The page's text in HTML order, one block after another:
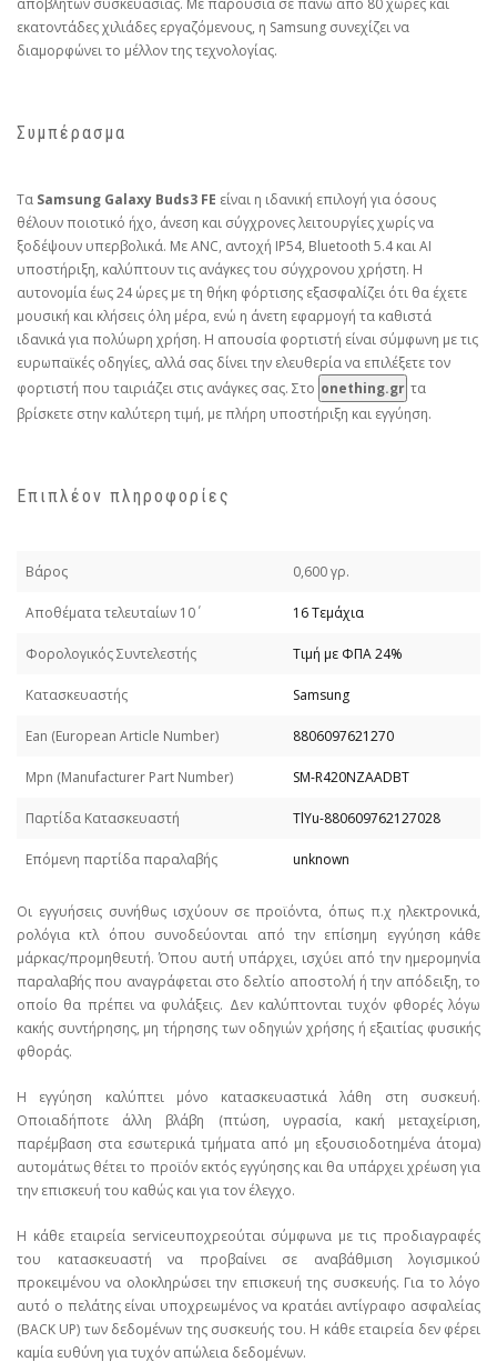
εκατοντάδες χιλιάδες εργαζόμενους, η Samsung συνεχίζει να
διαμορφώνει το μέλλον της τεχνολογίας.
Συμπέρασμα
Τα Samsung Galaxy Buds3 FE είναι η ιδανική επιλογή για όσους
θέλουν ποιοτικό ήχο, άνεση και σύγχρονες λειτουργίες χωρίς να
ξοδέψουν υπερβολικά. Με ANC, αντοχή IP54, Bluetooth 5.4 και AI
υποστήριξη, καλύπτουν τις ανάγκες του σύγχρονου χρήστη. Η
αυτονομία έως 24 ώρες με τη θήκη φόρτισης εξασφαλίζει ότι θα έχετε
μουσική και κλήσεις όλη μέρα, ενώ η άνετη εφαρμογή τα καθιστά
ιδανικά για πολύωρη χρήση. Η απουσία φορτιστή είναι σύμφωνη με τις
ευρωπαϊκές οδηγίες, αλλά σας δίνει την ελευθερία να επιλέξετε τον
φορτιστή που ταιριάζει στις ανάγκες σας. Στο onething.gr τα
βρίσκετε στην καλύτερη τιμή, με πλήρη υποστήριξη και εγγύηση.
Επιπλέον πληροφορίες
Βάρος 0,600 γρ.
Απoθέματα τελευταίων 10΄ 16 Τεμάχια
Φορολογικός Συντελεστής Τιμή με ΦΠΑ 24%
Κατασκευαστής Samsung
Εan (European Article Number) 8806097621270
Mpn (Manufacturer Part Number) SM-R420NZAADBT
Παρτίδα Κατασκευαστή TlYu-880609762127028
Επόμενη παρτίδα παραλαβής unknown
Οι εγγυήσεις συνήθως ισχύουν σε προϊόντα, όπως π.χ ηλεκτρονικά,
ρολόγια κτλ όπου συνοδεύονται από την επίσημη εγγύηση κάθε
μάρκας/προμηθευτή. Όπου αυτή υπάρχει, ισχύει από την ημερομηνία
παραλαβής που αναγράφεται στο δελτίο αποστολή ή την απόδειξη, το
οποίο θα πρέπει να φυλάξεις. Δεν καλύπτονται τυχόν φθορές λόγω
κακής συντήρησης, μη τήρησης των οδηγιών χρήσης ή εξαιτίας φυσικής
φθοράς.
Η εγγύηση καλύπτει μόνο κατασκευαστικά λάθη στη συσκευή.
Οποιαδήποτε άλλη βλάβη (πτώση, υγρασία, κακή μεταχείριση,
παρέμβαση στα εσωτερικά τμήματα από μη εξουσιοδοτημένα άτομα)
αυτομάτως θέτει το προϊόν εκτός εγγύησης και θα υπάρχει χρέωση για
την επισκευή του καθώς και για τον έλεγχο.
Η κάθε εταιρεία serviceυποχρεούται σύμφωνα με τις προδιαγραφές
του κατασκευαστή να προβαίνει σε αναβάθμιση λογισμικού
προκειμένου να ολοκληρώσει την επισκευή της συσκευής. Για το λόγο
αυτό ο πελάτης είναι υποχρεωμένος να κρατάει αντίγραφο ασφαλείας
(BACK UP) των δεδομένων της συσκευής του. Η κάθε εταιρεία δεν φέρει
καμία ευθύνη για τυχόν απώλεια δεδομένων.